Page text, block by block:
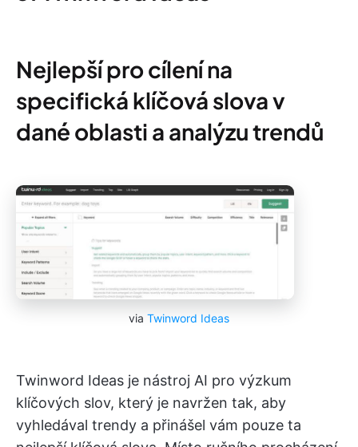
Nejlepší pro cílení na
specifická klíčová slova v
dané oblasti a analýzu trendů
via Twinword Ideas
Twinword Ideas je nástroj AI pro výzkum
klíčových slov, který je navržen tak, aby
vyhledával trendy a přinášel vám pouze ta